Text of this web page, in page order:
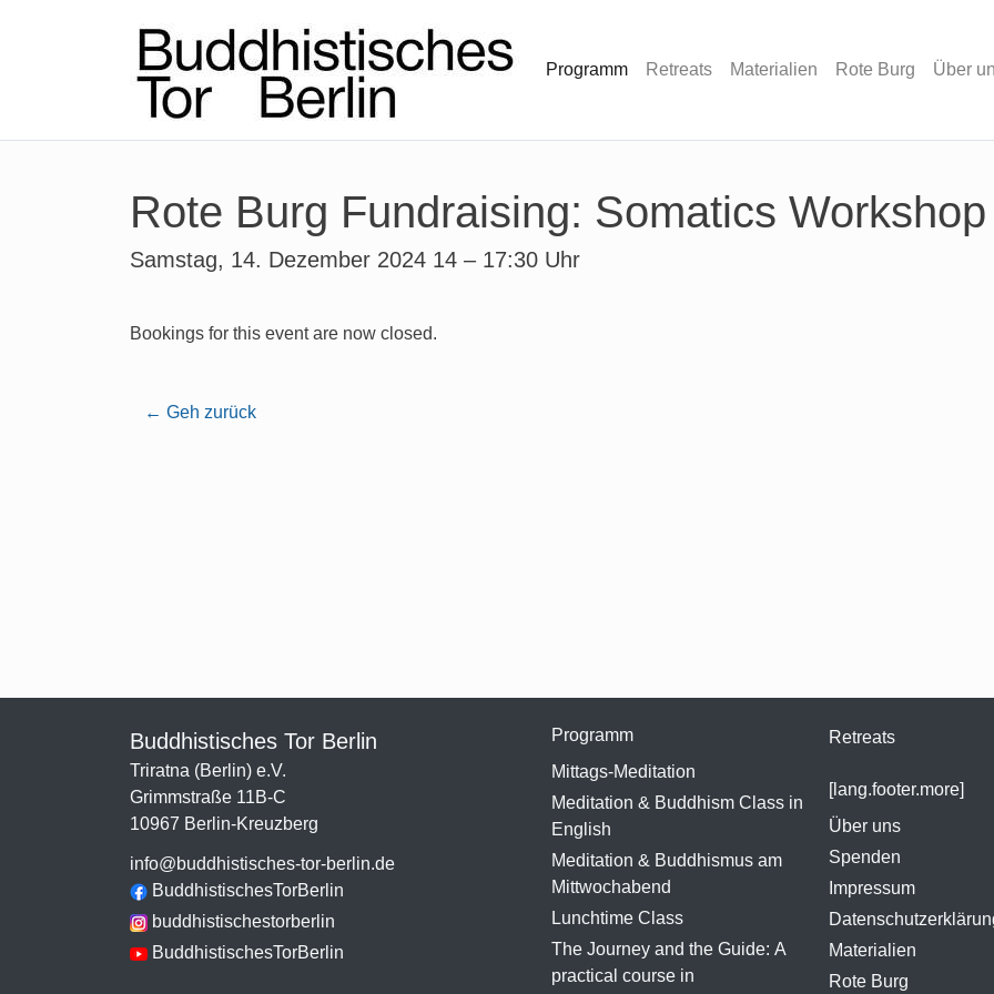
Programm Retreats Materialien Rote Burg Über
Rote Burg Fundraising: Somatics Workshop
Samstag, 14. Dezember 2024 14 – 17:30 Uhr
Bookings for this event are now closed.
← Geh zurück
Buddhistisches Tor Berlin
Triratna (Berlin) e.V.
Grimmstraße 11B-C
10967 Berlin-Kreuzberg
info@buddhistisches-tor-berlin.de
BuddhistischesTorBerlin
buddhistischestorberlin
BuddhistischesTorBerlin
Programm
Mittags-Meditation
Meditation & Buddhism Class in
English
Meditation & Buddhismus am
Mittwochabend
Lunchtime Class
The Journey and the Guide: A
practical course in
Retreats
[lang.footer.more]
Über uns
Spenden
Impressum
Materialien
Rote Burg